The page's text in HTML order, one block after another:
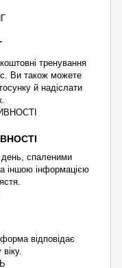
тренування
Ви також можете
й надіслати
день, спаленими
іншою інформацією
відповідає